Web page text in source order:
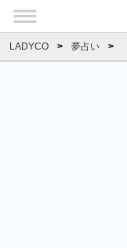
LADYCO 夢占い